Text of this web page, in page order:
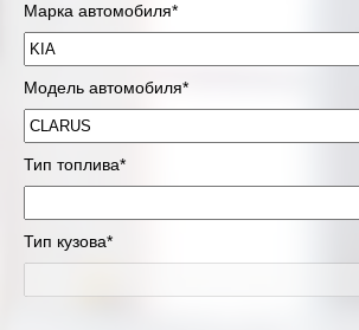
Марка автомобиля*
Модель автомобиля*
Тип топлива*
Тип кузова*